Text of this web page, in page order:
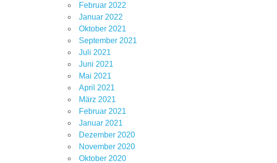
Februar 2022
Januar 2022
Oktober 2021
September 2021
Juli 2021
Juni 2021
Mai 2021
April 2021
März 2021
Februar 2021
Januar 2021
Dezember 2020
November 2020
Oktober 2020